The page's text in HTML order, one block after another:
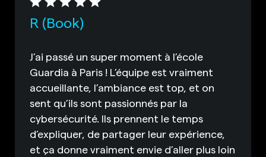
R (Book)
J’ai passé un super moment à l’école
Guardia à Paris ! L’équipe est vraiment
accueillante, l’ambiance est top, et on
sent qu’ils sont passionnés par la
cybersécurité. Ils prennent le temps
d’expliquer, de partager leur expérience,
et ça donne vraiment envie d’aller plus loin